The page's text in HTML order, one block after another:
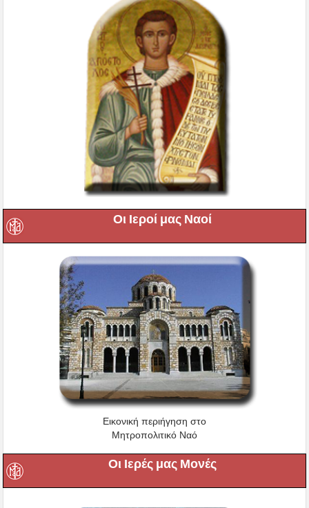
Οι Ιεροί μας Ναοί
Εικονική περιήγηση στο
Μητροπολιτικό Ναό
Οι Ιερές μας Μονές